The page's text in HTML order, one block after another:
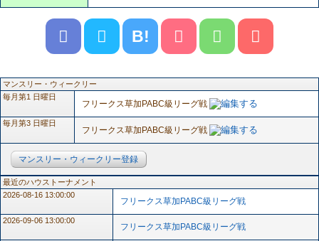
B!
マンスリー・ウィークリー
毎月第1 日曜日
フリークス草加PABC級リーグ戦
毎月第3 日曜日
フリークス草加PABC級リーグ戦
マンスリー・ウィークリー登録
最近のハウストーナメント
2026-08-16 13:00:00
フリークス草加PABC級リーグ戦
2026-09-06 13:00:00
フリークス草加PABC級リーグ戦